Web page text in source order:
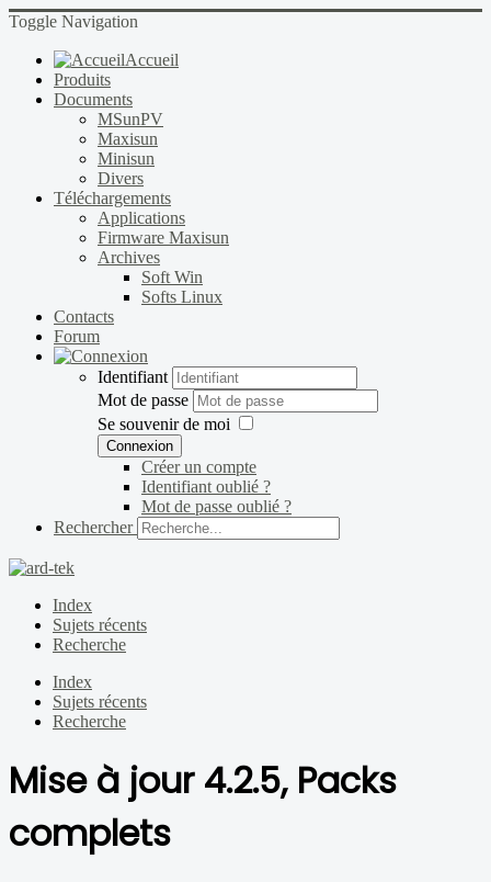
Toggle Navigation
Accueil
Produits
Documents
MSunPV
Maxisun
Minisun
Divers
Téléchargements
Applications
Firmware Maxisun
Archives
Soft Win
Softs Linux
Contacts
Forum
Identifiant
Mot de passe
Se souvenir de moi
Connexion
Créer un compte
Identifiant oublié ?
Mot de passe oublié ?
Rechercher
Index
Sujets récents
Recherche
Index
Sujets récents
Recherche
Mise à jour 4.2.5, Packs
complets